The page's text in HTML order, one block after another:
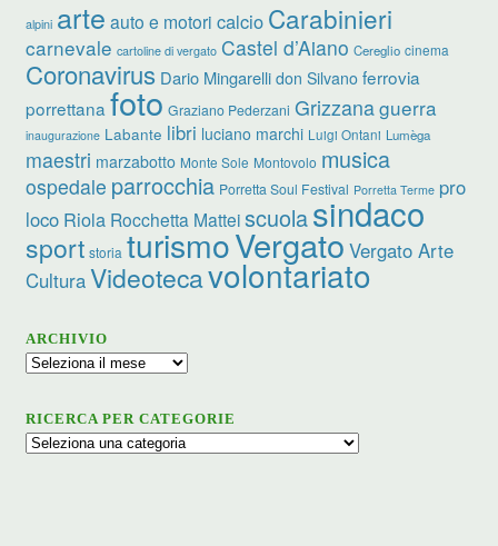
alpini arte auto e motori calcio Carabinieri
carnevale cartoline di vergato Castel d’Aiano Cereglio cinema
Coronavirus Dario Mingarelli don Silvano ferrovia
porrettanafoto Graziano Pederzani Grizzanaguerra
inaugurazione Labante libri luciano marchi Luigi Ontani Lumèga
maestri marzabotto Monte Sole Montovolo musica
ospedale parrocchia Porretta Soul Festival Porretta Terme pro
loco Riola Rocchetta Matteiscuolasindaco
sport storia turismoVergato Vergato Arte
CulturaVideotecavolontariato
ARCHIVIO
Archivio
RICERCA PER CATEGORIE
Ricerca